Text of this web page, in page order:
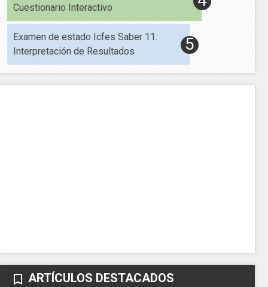
Cuestionario Interactivo
Examen de estado Icfes Saber 11:
Interpretación de Resultados
bookmark_border ARTÍCULOS DESTACADOS